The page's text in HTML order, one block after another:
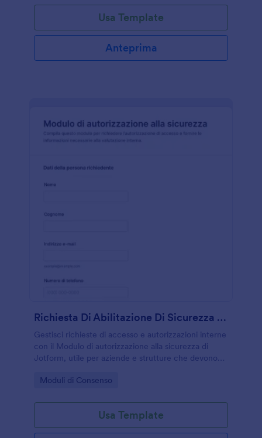
Usa Template
Anteprima
Richiesta Di Abilitazione Di Sicurezza Form
Gestisci richieste di accesso e autorizzazioni interne
con il Modulo di autorizzazione alla sicurezza di
Jotform, utile per aziende e strutture che devono
in modo chiaro e verificabile.
Go to Category:
Moduli di Consenso
Usa Template